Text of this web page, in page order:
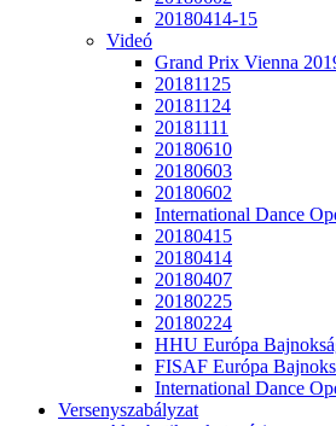
20180414-15
Videó
Grand Prix Vienna
20181125
20181124
20181111
20180610
20180603
20180602
International Dance
20180415
20180414
20180407
20180225
20180224
HHU Európa
FISAF Európa
International Dance
Versenyszabályzat